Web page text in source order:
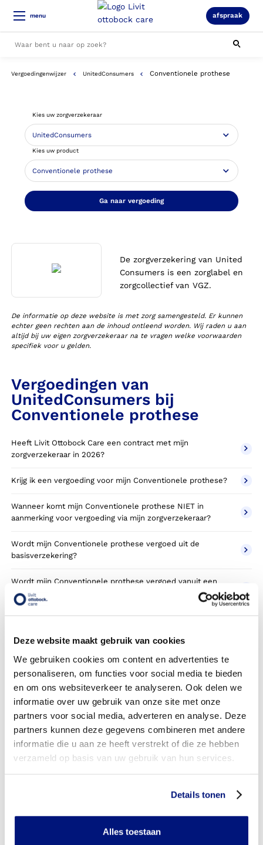
Deze website maakt gebruik van cookies
We gebruiken cookies om content en advertenties te
personaliseren, om functies voor social media te bieden
en om ons websiteverkeer te analyseren. Ook delen we
informatie over uw gebruik van onze site met onze
partners voor social media, adverteren en analyse. Deze
partners kunnen deze gegevens combineren met andere
informatie die u aan ze heeft verstrekt of die ze hebben
verzameld op basis van uw gebruik van hun services.
Details tonen
Alles toestaan
menu afspraak
Alle resultaten
Vergoedingenwijzer UnitedConsumers Conventionele prothese
Kies uw zorgverzekeraar
Kies uw product
Ga naar vergoeding
De zorgverzekering van United
Consumers is een zorglabel en
zorgcollectief van VGZ.
De informatie op deze website is met zorg samengesteld. Er kunnen
echter geen rechten aan de inhoud ontleend worden. Wij raden u aan
altijd bij uw eigen zorgverzekeraar na te vragen welke voorwaarden
specifiek voor u gelden.
Vergoedingen van
UnitedConsumers bij
Conventionele prothese
Heeft Livit Ottobock Care een contract met mijn
zorgverzekeraar in 2026?
Krijg ik een vergoeding voor mijn Conventionele prothese?
Wanneer komt mijn Conventionele prothese NIET in
aanmerking voor vergoeding via mijn zorgverzekeraar?
Wordt mijn Conventionele prothese vergoed uit de
basisverzekering?
Wordt mijn Conventionele prothese vergoed vanuit een
aanvullende verzekering?
Betaal ik een eigen risico?
Zijn er ook Conventionele prothesen in confectie- of
standaard uitvoeringen?
Is de Conventionele prothese mijn eigendom?
Wordt de Conventionele prothese geleverd onder de
bruikleen of lease regeling van uw zorgverzekering?
Wanneer mag mijn Conventionele prothese vervangen
worden?
prothese toestemming nodig van mijn zorgverzekeraar?